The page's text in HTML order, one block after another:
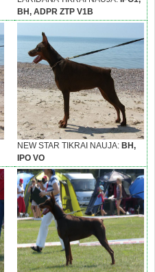
BH, ADPR ZTP V1B
NEW STAR TIKRAI NAUJA:BH,
IPO VO